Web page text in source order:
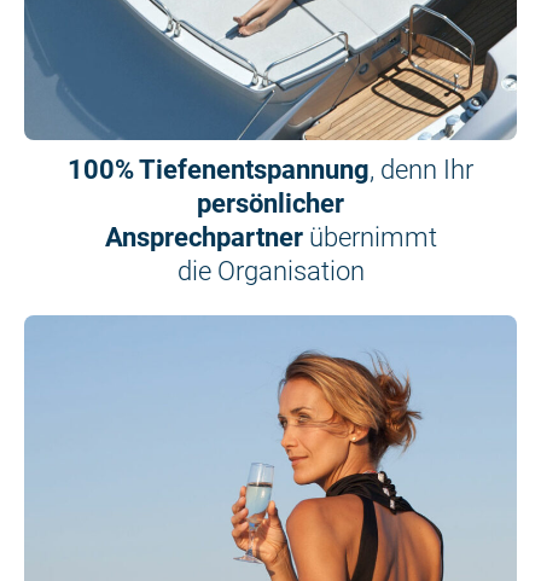
100% Tiefenentspannung, denn Ihr
persönlicher
Ansprechpartner übernimmt
die Organisation